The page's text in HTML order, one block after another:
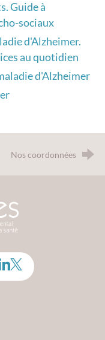
Guide à
sociaux
d'Alzheimer.
au quotidien
d'Alzheimer
Nos coordonnées
30 - Comité
LinkedIn
Twitter